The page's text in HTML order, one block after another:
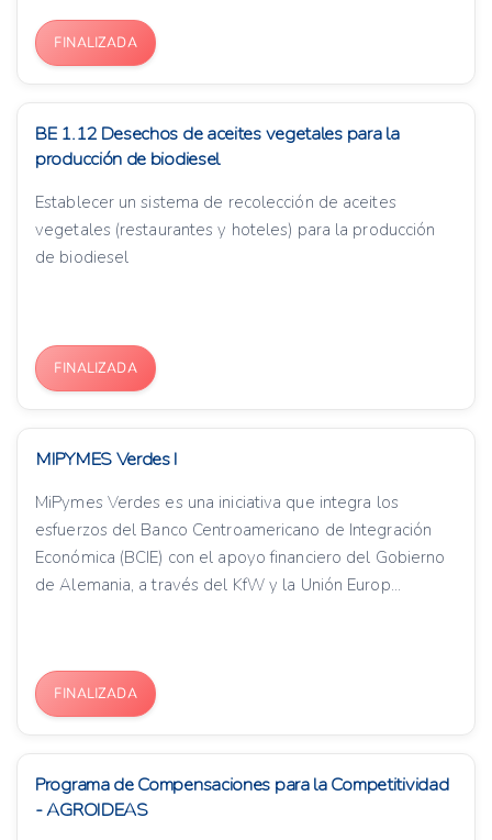
FINALIZADA
BE 1.12 Desechos de aceites vegetales para la
producción de biodiesel
Establecer un sistema de recolección de aceites
vegetales (restaurantes y hoteles) para la producción
de biodiesel
FINALIZADA
MIPYMES Verdes I
MiPymes Verdes es una iniciativa que integra los
esfuerzos del Banco Centroamericano de Integración
Económica (BCIE) con el apoyo financiero del Gobierno
de Alemania, a través del KfW y la Unión Europ...
FINALIZADA
Programa de Compensaciones para la Competitividad
- AGROIDEAS